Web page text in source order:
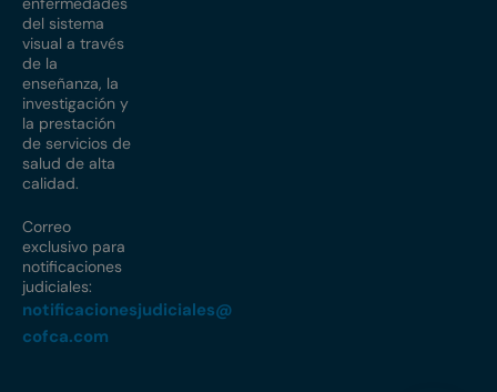
del sistema
visual a través
de la
enseñanza, la
investigación y
la prestación
de servicios de
salud de alta
calidad.
Correo
exclusivo para
notificaciones
judiciales:
notificacionesjudiciales@
cofca.com